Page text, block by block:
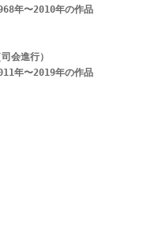
年〜2010年の作品
会進行）
年〜2019年の作品